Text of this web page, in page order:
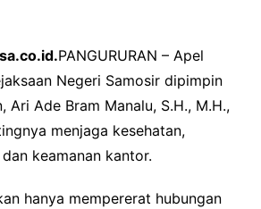
PANGURURAN – Apel
Negeri Samosir dipimpin
Ari Ade Bram Manalu, S.H., M.H.,
menjaga kesehatan,
keamanan kantor.
hanya mempererat hubungan